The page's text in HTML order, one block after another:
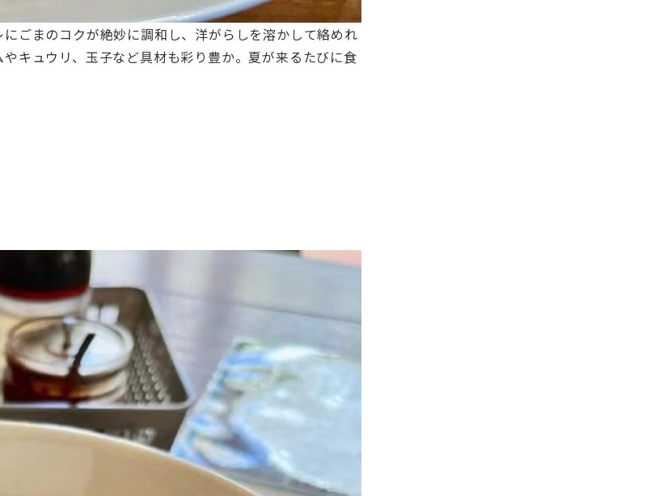
ごまのコクが絶妙に調和し、洋がらしを溶かして絡めれ
キュウリ、玉子など具材も彩り豊か。夏が来るたびに食